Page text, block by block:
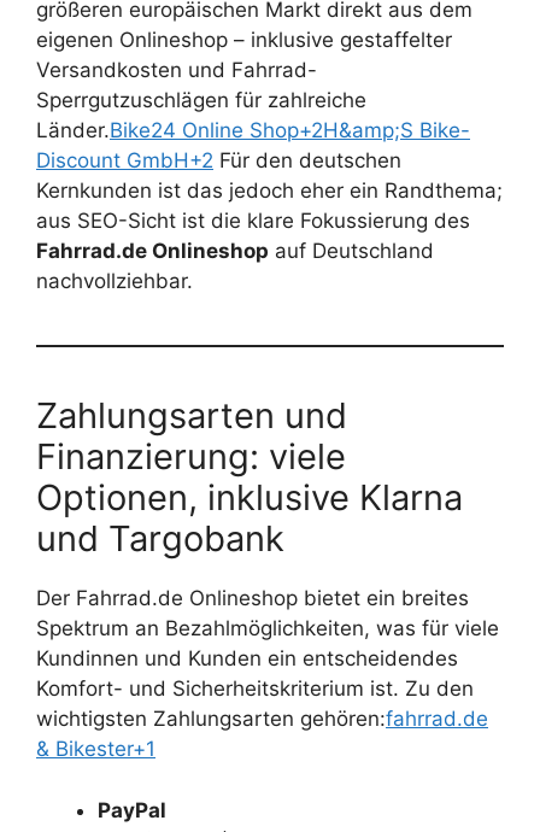
größeren europäischen Markt direkt aus dem
eigenen Onlineshop – inklusive gestaffelter
Versandkosten und Fahrrad-
Sperrgutzuschlägen für zahlreiche
Länder.Bike24 Online Shop+2H&amp;S Bike-
Discount GmbH+2 Für den deutschen
Kernkunden ist das jedoch eher ein Randthema;
aus SEO-Sicht ist die klare Fokussierung des
Fahrrad.de Onlineshop auf Deutschland
nachvollziehbar.
Zahlungsarten und
Finanzierung: viele
Optionen, inklusive Klarna
und Targobank
Der Fahrrad.de Onlineshop bietet ein breites
Spektrum an Bezahlmöglichkeiten, was für viele
Kundinnen und Kunden ein entscheidendes
Komfort- und Sicherheitskriterium ist. Zu den
wichtigsten Zahlungsarten gehören:fahrrad.de
& Bikester+1
PayPal